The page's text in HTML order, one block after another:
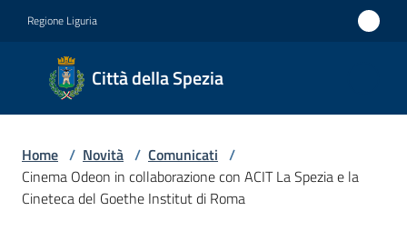
Regione Liguria
Città della Spezia
Città
della
Medaglia
d'oro al
Home / Novità / Comunicati /
Cinema Odeon in collaborazione con ACIT La Spezia e la
Cineteca del Goethe Institut di Roma